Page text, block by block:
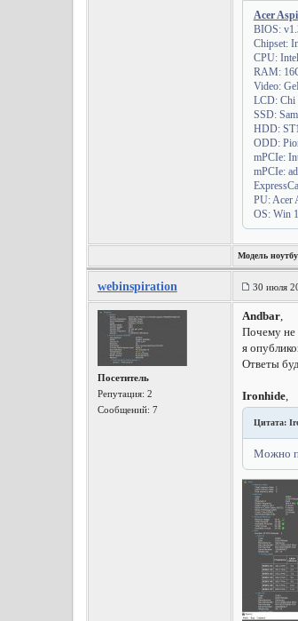
Acer
BIOS:
Chipset:
CPU:
RAM:
Video:
LCD: Chi
SSD:
HDD:
ODD:
mPCIe:
mPCIe:
PU: Acer
OS: Win
Модель
webinspiration 30 июля
Посетитель
Репутация: 2
Сообщений: 7
Andbar,
Почему не
я
Ответы
Ironhide,
Цитата:
Можно